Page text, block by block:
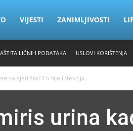
VIJESTI ZANIMLJIVOSTI
LIČNIH PODATAKA USLOVI KORIŠTENJA
sa sjedišta? To nije infekcija...
urina